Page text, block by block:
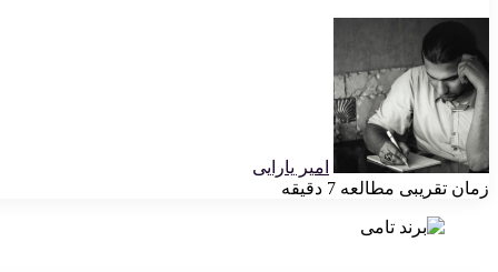
امیر یارایی
زمان تقریبی مطالعه 7 دقیقه